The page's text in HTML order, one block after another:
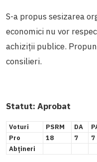
S-a propus sesizarea
economici nu vor
achiziții publice.
consilieri.
Statut: Aprobat
Voturi PSRM DA
Pro
18 7 7
Abțineri